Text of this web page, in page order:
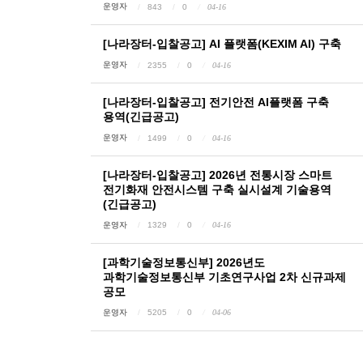
운영자 843 0 04-16
[나라장터-입찰공고] AI 플랫폼(KEXIM AI) 구축
운영자 2355 0 04-16
[나라장터-입찰공고] 전기안전 AI플랫폼 구축
용역(긴급공고)
운영자 1499 0 04-16
[나라장터-입찰공고] 2026년 전통시장 스마트
전기화재 안전시스템 구축 실시설계 기술용역
(긴급공고)
운영자 1329 0 04-16
[과학기술정보통신부] 2026년도
과학기술정보통신부 기초연구사업 2차 신규과제
공모
운영자 5205 0 04-06